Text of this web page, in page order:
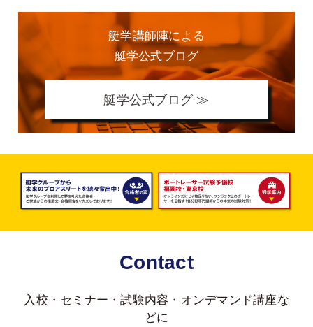
艇学講師陣による
艇学公式ブログ
艇学公式ブログ ≫
Contact
入校・セミナー・試験内容・オンデマンド講座な
どに